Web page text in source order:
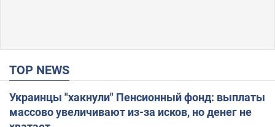
TOP NEWS
Украинцы "хакнули" Пенсионный фонд: выплаты
массово увеличивают из-за исков, но денег не